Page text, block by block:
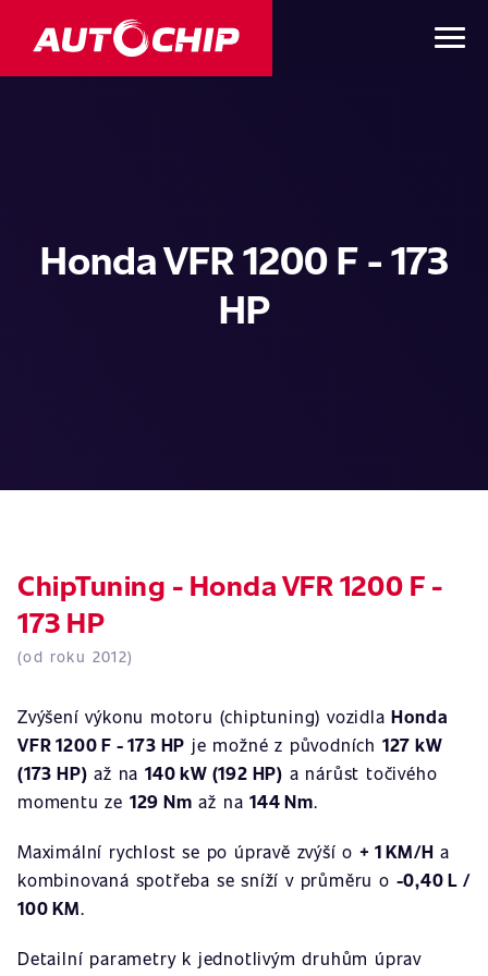
Honda VFR 1200 F - 173
HP
ChipTuning - Honda VFR 1200 F -
173 HP
(od roku 2012)
Zvýšení výkonu motoru (chiptuning) vozidlaHonda
VFR 1200 F - 173 HP je možné z původních 127 kW
(173 HP) až na140 kW (192 HP) a nárůst točivého
momentu ze 129 Nm až na144 Nm.
Maximální rychlost se po úpravě zvýší o + 1 KM/H a
kombinovaná spotřeba se sníží v průměru o -0,40 L /
100 KM.
Detailní parametry k jednotlivým druhům úprav